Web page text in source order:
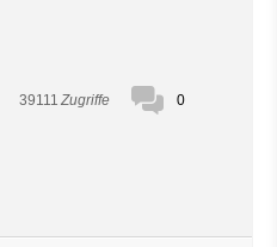
39111Zugriffe 0